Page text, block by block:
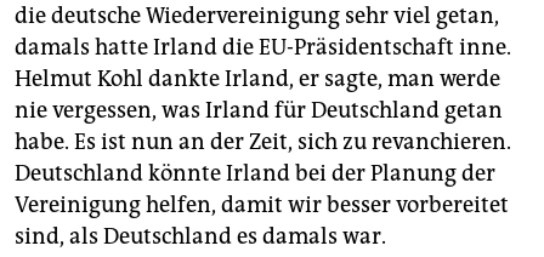
die deutsche Wiedervereinigung sehr viel getan,
damals hatte Irland die EU-Präsidentschaft inne.
Helmut Kohl dankte Irland, er sagte, man werde
nie vergessen, was Irland für Deutschland getan
habe. Es ist nun an der Zeit, sich zu re­vanchieren.
Deutschland könnte Irland bei der Planung der
Vereinigung helfen, damit wir besser vorbereitet
sind, als Deutschland es damals war.